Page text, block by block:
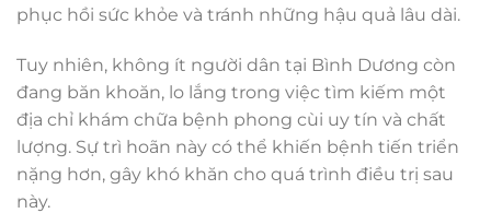
phục hồi sức khỏe và tránh những hậu quả lâu dài.
Tuy nhiên, không ít người dân tại Bình Dương còn
đang băn khoăn, lo lắng trong việc tìm kiếm một
địa chỉ khám chữa bệnh phong cùi uy tín và chất
lượng. Sự trì hoãn này có thể khiến bệnh tiến triển
nặng hơn, gây khó khăn cho quá trình điều trị sau
này.